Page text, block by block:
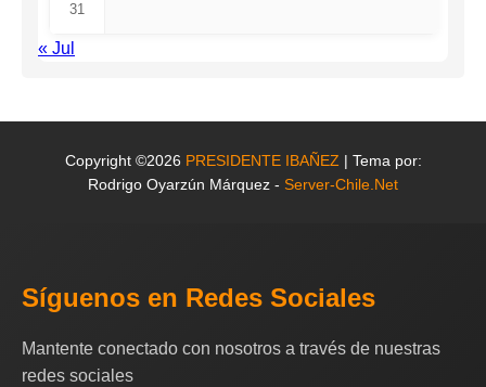
31
« Jul
Copyright ©2026 PRESIDENTE IBAÑEZ | Tema por:
Rodrigo Oyarzún Márquez - Server-Chile.Net
Síguenos en Redes Sociales
Mantente conectado con nosotros a través de nuestras
redes sociales